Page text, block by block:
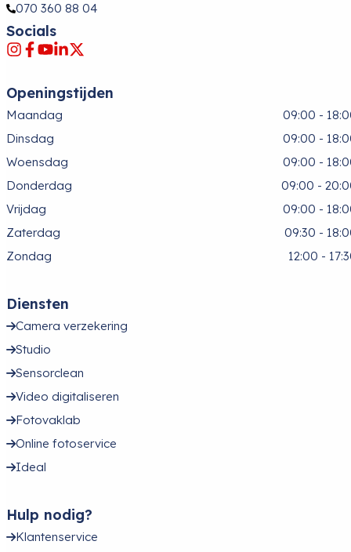
070 360 88 04
Socials
Openingstijden
Maandag
09:00 -
Dinsdag
09:00 -
Woensdag
09:00 -
Donderdag
09:00 -
Vrijdag
09:00 -
Zaterdag
09:30 -
Zondag
12:00 -
Diensten
Camera verzekering
Studio
Sensorclean
Video digitaliseren
Fotovaklab
Online fotoservice
Ideal
Hulp nodig?
Klantenservice